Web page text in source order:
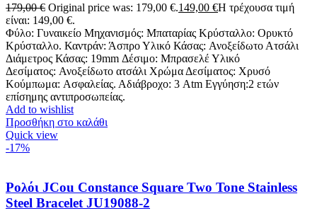
179,00€ Original price was: 179,00 €.149,00 €Η τρέχουσα τιμή
είναι: 149,00 €.
Φύλο: Γυναικείο Μηχανισμός: Μπαταρίας Κρύσταλλο: Ορυκτό
Κρύσταλλο. Καντράν: Άσπρο Υλικό Κάσας: Ανοξείδωτο Ατσάλι
Διάμετρος Κάσας: 19mm Δέσιμο: Μπρασελέ Υλικό
Δεσίματος: Ανοξείδωτο ατσάλι Χρώμα Δεσίματος: Χρυσό
Κούμπωμα: Ασφαλείας. Αδιάβροχο: 3 Atm Εγγύηση:2 ετών
επίσημης αντιπροσωπείας.
Add to wishlist
Προσθήκη στο καλάθι
Quick view
-17%
Ρολόι JCou Constance Square Two Tone Stainless
Steel Bracelet JU19088-2